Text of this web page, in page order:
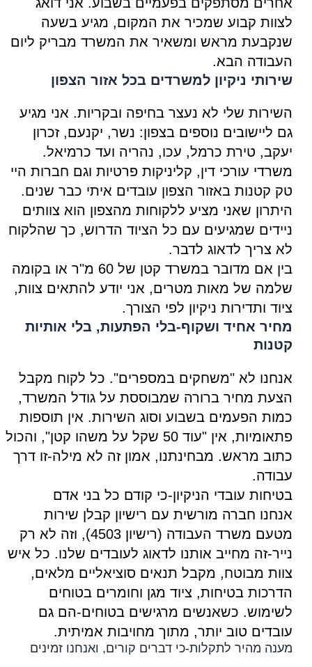
לצוות קבוע שמכיר את המקום, מגיע בשעה
שנקבעת מראש ומשאיר את המשרד מבריק ליום
העבודה הבא.
שירותי ניקיון למשרדים בכל אזור הצפון
השירות שלי לא נעצר בחיפה ובקריות. אני מגיע
גם ליישובים נוספים בצפון: נשר, יקנעם, זכרון
יעקב, טירת כרמל, עכו, נהריה ועד כרמיאל.
משרדי עורכי דין, קליניקות פרטיות וגם חברות היי
טק קטנות באזור הצפון עובדים איתי כבר שנים.
היתרון שאני מציע ללקוחות מהצפון הוא צוותים
ניידים שמגיעים עם כל הציוד הדרוש, כך שהלקוח
לא צריך לדאוג לדבר.
בין אם מדובר במשרד קטן של 60 מ"ר או בקומה
שלמה של מאות מטרים, אני יודע להתאים צוות,
ציוד ותדירות ניקיון לפי הצורך.
מחיר אחיד ושקוף-בלי הפתעות, בלי אותיות
קטנות
אנחנו לא "משחקים במספרים". כל לקוח מקבל
הצעת מחיר ברורה שמבוססת על גודל המשרד,
כמות הפעמים בשבוע וסוג השירות. אין תוספות
פתאומיות, אין "עוד 50 שקל על משהו קטן", והכול
כתוב מראש. מבחינתנו, אמון זה לא מילה-זו דרך
עבודה.
בטיחות עובדי הניקיון-כי קודם כל בני אדם
אנחנו חברה מורשית עם רישיון קבלן שירות
מטעם משרד העבודה (רישיון 4503), וזה לא רק
נייר-זה מחייב אותנו לדאוג לעובדים שלנו. כל איש
צוות מבוטח, מקבל תנאים סוציאליים מלאים,
הדרכות בטיחות, ציוד מגן וחומרים בטוחים
לשימוש. כשאנשים מרגישים בטוחים-הם גם
עובדים טוב יותר, מתוך מחויבות אמיתית.
מענה מהיר לתקלות-כי דברים קורים, ואנחנו זמינים